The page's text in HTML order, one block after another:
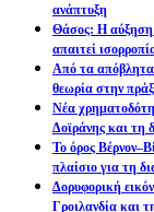
ανάπτυξη
Θάσος: Η αύξηση
απαιτεί
Από τα απόβλητα
θεωρία στην
Νέα
Δοϊράνης και τη
Το όρος
πλαίσιο για τη
Δορυφορική
Γροιλανδία και